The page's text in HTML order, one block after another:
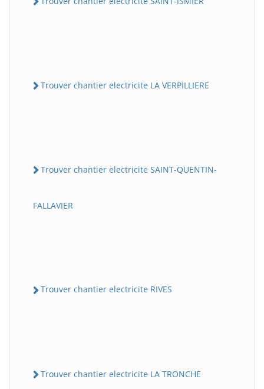
Trouver chantier electricite LA VERPILLIERE
Trouver chantier electricite SAINT-QUENTIN-
FALLAVIER
Trouver chantier electricite RIVES
Trouver chantier electricite LA TRONCHE